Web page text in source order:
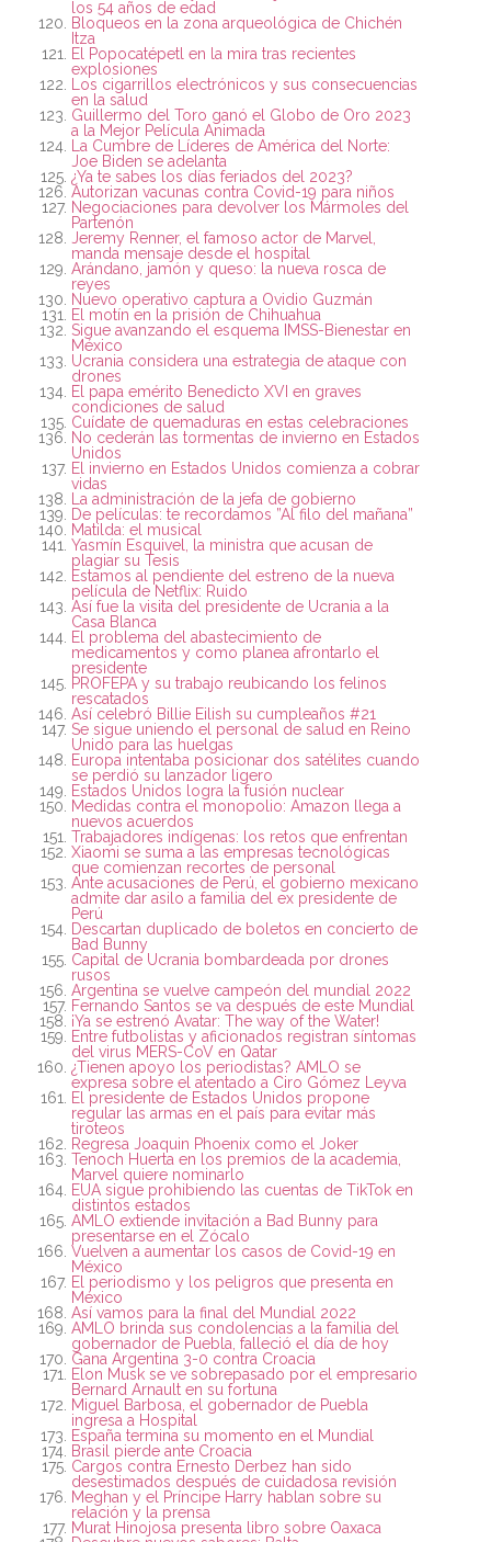
los 54 años de edad
Bloqueos en la zona arqueológica de Chichén
Itza
El Popocatépetl en la mira tras recientes
explosiones
Los cigarrillos electrónicos y sus consecuencias
en la salud
Guillermo del Toro ganó el Globo de Oro 2023
a la Mejor Película Animada
La Cumbre de Líderes de América del Norte:
Joe Biden se adelanta
¿Ya te sabes los días feriados del 2023?
Autorizan vacunas contra Covid-19 para niños
Negociaciones para devolver los Mármoles del
Partenón
Jeremy Renner, el famoso actor de Marvel,
manda mensaje desde el hospital
Arándano, jamón y queso: la nueva rosca de
reyes
Nuevo operativo captura a Ovidio Guzmán
El motín en la prisión de Chihuahua
Sigue avanzando el esquema IMSS-Bienestar en
México
Ucrania considera una estrategia de ataque con
drones
El papa emérito Benedicto XVI en graves
condiciones de salud
Cuídate de quemaduras en estas celebraciones
No cederán las tormentas de invierno en Estados
Unidos
El invierno en Estados Unidos comienza a cobrar
vidas
La administración de la jefa de gobierno
De películas: te recordamos ”Al filo del mañana”
Matilda: el musical
Yasmín Esquivel, la ministra que acusan de
plagiar su Tesis
Estamos al pendiente del estreno de la nueva
película de Netflix: Ruido
Así fue la visita del presidente de Ucrania a la
Casa Blanca
El problema del abastecimiento de
medicamentos y como planea afrontarlo el
presidente
PROFEPA y su trabajo reubicando los felinos
rescatados
Así celebró Billie Eilish su cumpleaños #21
Se sigue uniendo el personal de salud en Reino
Unido para las huelgas
Europa intentaba posicionar dos satélites cuando
se perdió su lanzador ligero
Estados Unidos logra la fusión nuclear
Medidas contra el monopolio: Amazon llega a
nuevos acuerdos
Trabajadores indígenas: los retos que enfrentan
Xiaomi se suma a las empresas tecnológicas
que comienzan recortes de personal
Ante acusaciones de Perú, el gobierno mexicano
admite dar asilo a familia del ex presidente de
Perú
Descartan duplicado de boletos en concierto de
Bad Bunny
Capital de Ucrania bombardeada por drones
rusos
Argentina se vuelve campeón del mundial 2022
Fernando Santos se va después de este Mundial
¡Ya se estrenó Avatar: The way of the Water!
Entre futbolistas y aficionados registran síntomas
del virus MERS-CoV en Qatar
¿Tienen apoyo los periodistas? AMLO se
expresa sobre el atentado a Ciro Gómez Leyva
El presidente de Estados Unidos propone
regular las armas en el país para evitar más
tiroteos
Regresa Joaquin Phoenix como el Joker
Tenoch Huerta en los premios de la academia,
Marvel quiere nominarlo
EUA sigue prohibiendo las cuentas de TikTok en
distintos estados
AMLO extiende invitación a Bad Bunny para
presentarse en el Zócalo
Vuelven a aumentar los casos de Covid-19 en
México
El periodismo y los peligros que presenta en
México
Así vamos para la final del Mundial 2022
AMLO brinda sus condolencias a la familia del
gobernador de Puebla, falleció el día de hoy
Gana Argentina 3-0 contra Croacia
Elon Musk se ve sobrepasado por el empresario
Bernard Arnault en su fortuna
Miguel Barbosa, el gobernador de Puebla
ingresa a Hospital
España termina su momento en el Mundial
Brasil pierde ante Croacia
Cargos contra Ernesto Derbez han sido
desestimados después de cuidadosa revisión
Meghan y el Príncipe Harry hablan sobre su
relación y la prensa
Murat Hinojosa presenta libro sobre Oaxaca